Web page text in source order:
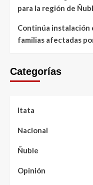
para la región de
Continúa instalación
familias afectadas
Categorías
Itata
Nacional
Ñuble
Opinión